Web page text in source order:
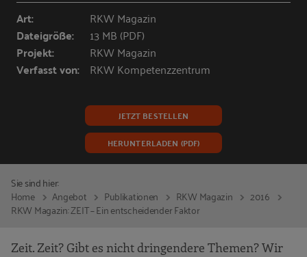
Art: RKW Magazin
Dateigröße: 13 MB (PDF)
Projekt: RKW Magazin
Verfasst von: RKW Kompetenzzentrum
JETZT BESTELLEN
HERUNTERLADEN (PDF)
Sie sind hier:
Home
Angebot Publikationen RKW Magazin
2016
RKW Magazin: ZEIT – Ein entscheidender Faktor
Zeit. Zeit? Gibt es nicht dringendere Themen? Wir